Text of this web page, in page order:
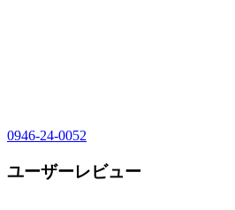
0946-24-0052
ユーザーレビュー